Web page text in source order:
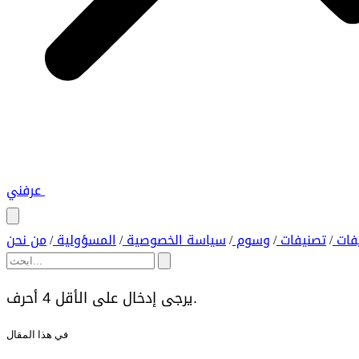
عرفني
/ تصنيفات/ وسوم/ سياسة الخصوصية/ المسؤولية/ من نحن
يرجى إدخال على الأقل 4 أحرف.
في هذا المقال